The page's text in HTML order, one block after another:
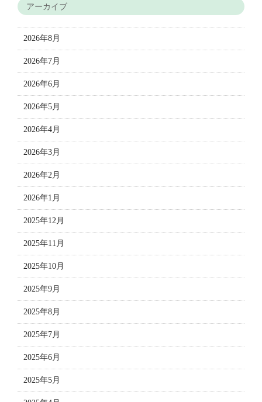
アーカイブ
2026年8月
2026年7月
2026年6月
2026年5月
2026年4月
2026年3月
2026年2月
2026年1月
2025年12月
2025年11月
2025年10月
2025年9月
2025年8月
2025年7月
2025年6月
2025年5月